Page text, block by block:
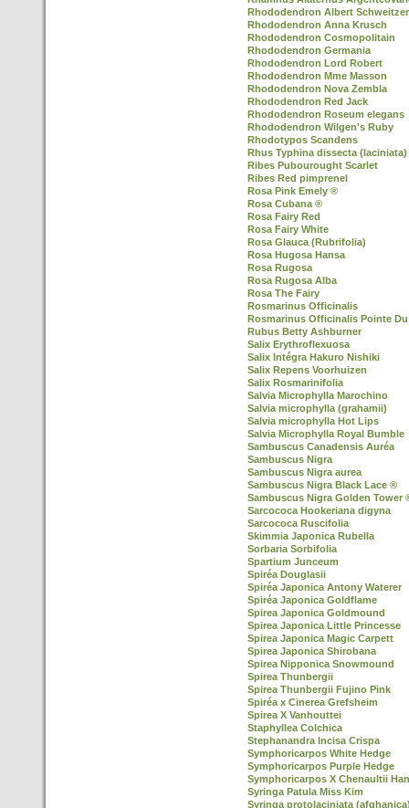
Rhododendron Albert Schweitzer
Rhododendron Anna Krusch
Rhododendron Cosmopolitain
Rhododendron Germania
Rhododendron Lord Robert
Rhododendron Mme Masson
Rhododendron Nova Zembla
Rhododendron Red Jack
Rhododendron Roseum elegans
Rhododendron Wilgen's Ruby
Rhodotypos Scandens
Rhus Typhina dissecta (laciniata)
Ribes Pubourought Scarlet
Ribes Red pimprenel
Rosa Pink Emely ®
Rosa Cubana ®
Rosa Fairy Red
Rosa Fairy White
Rosa Glauca (Rubrifolia)
Rosa Hugosa Hansa
Rosa Rugosa
Rosa Rugosa Alba
Rosa The Fairy
Rosmarinus Officinalis
Rosmarinus Officinalis Pointe Du
Rubus Betty Ashburner
Salix Erythroflexuosa
Salix Intégra Hakuro Nishiki
Salix Repens Voorhuizen
Salix Rosmarinifolia
Salvia Microphylla Marochino
Salvia microphylla (grahamii)
Salvia microphylla Hot Lips
Salvia Microphylla Royal Bumble
Sambuscus Canadensis Auréa
Sambuscus Nigra
Sambuscus Nigra aurea
Sambuscus Nigra Black Lace ®
Sambuscus Nigra Golden Tower
Sarcococa Hookeriana digyna
Sarcococa Ruscifolia
Skimmia Japonica Rubella
Sorbaria Sorbifolia
Spartium Junceum
Spiréa Douglasii
Spiréa Japonica Antony Waterer
Spiréa Japonica Goldflame
Spirea Japonica Goldmound
Spirea Japonica Little Princesse
Spirea Japonica Magic Carpett
Spirea Japonica Shirobana
Spirea Nipponica Snowmound
Spirea Thunbergii
Spirea Thunbergii Fujino Pink
Spiréa x Cinerea Grefsheim
Spirea X Vanhouttei
Staphyllea Colchica
Stephanandra Incisa Crispa
Symphoricarpos White Hedge
Symphoricarpos Purple Hedge
Symphoricarpos X Chenaultii
Syringa Patula Miss Kim
Syringa protolaciniata